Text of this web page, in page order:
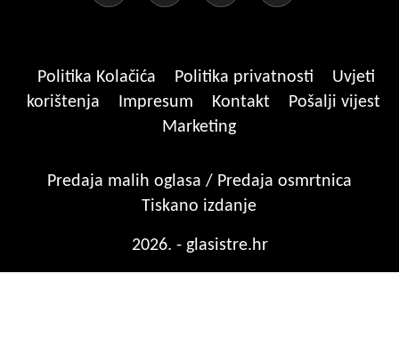
Politika Kolačića Politika privatnosti
Uvjeti
korištenja
Impresum Kontakt
Pošalji vijest
Marketing
Predaja malih oglasa / Predaja osmrtnica
Tiskano izdanje
2026. - glasistre.hr